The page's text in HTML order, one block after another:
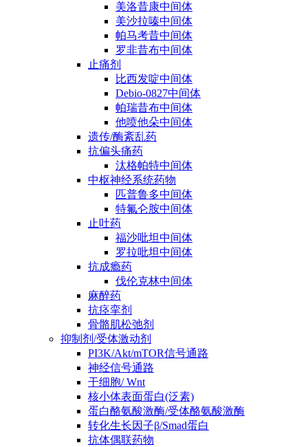
美洛昔康中间体
美沙拉嗪中间体
帕马考昔中间体
罗非昔布中间体
止痛剂
比西发啶中间体
Debio-0827中间体
帕瑞昔布中间体
他喷他朵中间体
遗传/酶紊乱药
抗偏头痛药
汰格帕特中间体
中枢神经系统药物
匹普鲁多中间体
特氟仑胺中间体
止吐药
福沙吡坦中间体
罗拉吡坦中间体
抗成瘾药
伐伦克林中间体
麻醉药
抗痉挛剂
骨骼肌松弛剂
抑制剂/受体激动剂
PI3K/Akt/mTOR信号通路
神经信号通路
干细胞/ Wnt
核小体表面蛋白(泛素)
蛋白酪氨酸激酶/受体酪氨酸激酶
转化生长因子β/Smad蛋白
抗体偶联药物